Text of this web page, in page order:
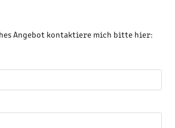
Angebot kontaktiere mich bitte hier: